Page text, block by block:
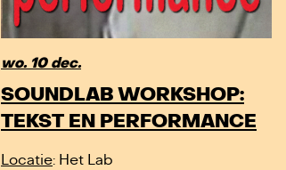
wo. 10 dec.
SOUNDLAB WORKSHOP:
TEKST EN PERFORMANCE
Locatie: Het Lab